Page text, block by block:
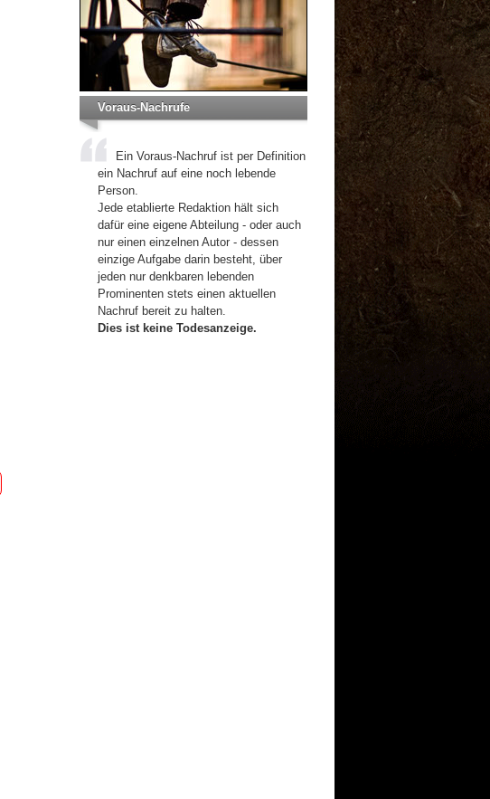
Voraus-Nachrufe
Ein Voraus-Nachruf ist per Definition
ein Nachruf auf eine noch lebende
Person.
Jede etablierte Redaktion hält sich
dafür eine eigene Abteilung - oder auch
nur einen einzelnen Autor - dessen
einzige Aufgabe darin besteht, über
jeden nur denkbaren lebenden
Prominenten stets einen aktuellen
Nachruf bereit zu halten.
Dies ist keine Todesanzeige.